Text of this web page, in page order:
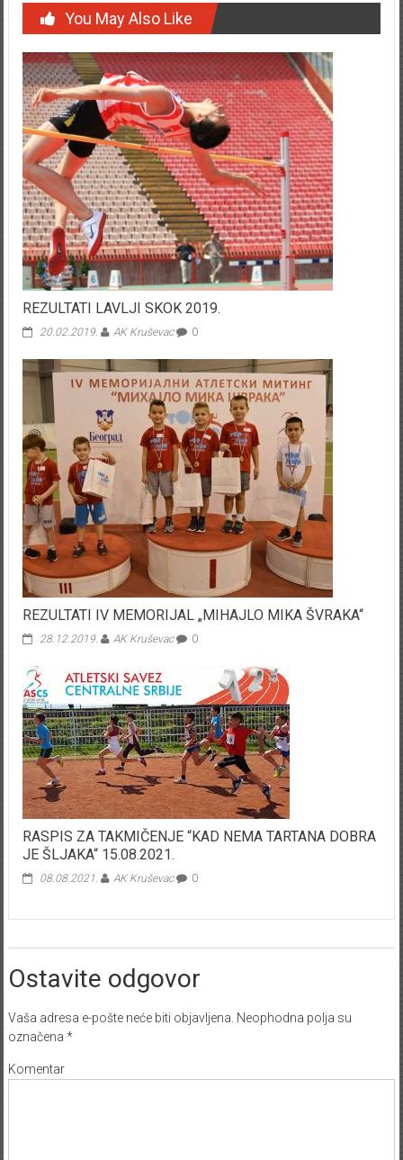
You May Also Like
REZULTATI LAVLJI SKOK 2019.
20.02.2019. AK Kruševac 0
REZULTATI IV MEMORIJAL „MIHAJLO MIKA ŠVRAKA“
28.12.2019. AK Kruševac 0
RASPIS ZA TAKMIČENJE “KAD NEMA TARTANA DOBRA
JE ŠLJAKA“ 15.08.2021.
08.08.2021. AK Kruševac 0
Ostavite odgovor
Vaša adresa e-pošte neće biti objavljena. Neophodna polja su
označena *
Komentar